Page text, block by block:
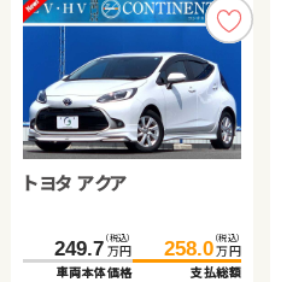
トヨタ アクア
249.7 （税込）
万円
車両本体価格
258.0 （税込）
万円
支払総額
ホンダ フリード
155.8 （税込）
万円
車両本体価格
165.3 （税込）
万円
支払総額
ダイハツ タント
120.1 （税込）
万円
車両本体価格
126.8 （税込）
万円
支払総額
ホンダ Ｎ ＢＯＸ